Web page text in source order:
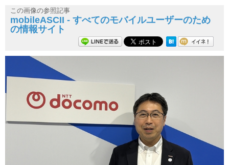
この画像の参照記事
mobileASCII - すべてのモバイルユーザーのため
の情報サイト